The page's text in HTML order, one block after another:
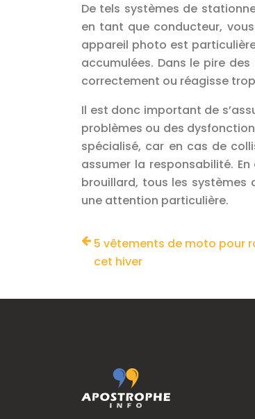
De tels systèmes de
en tant que conducteur,
appareil photo est
accumulées. Dans le pire
correctement ou réagisse
Il est donc important de
problèmes ou des
spécialisé, car en cas de
assumer la responsabilité.
brouillard, tous les
une attention particulière.
5 vêtements de moto pour
cet hiver